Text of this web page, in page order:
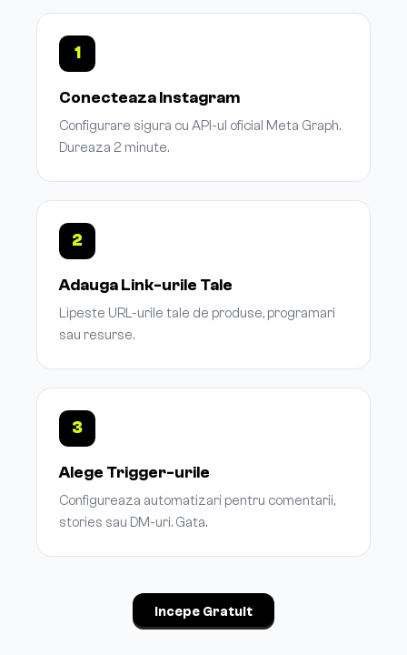
1
Conecteaza Instagram
Configurare sigura cu API-ul oficial Meta Graph.
Dureaza 2 minute.
2
Adauga Link-urile Tale
Lipeste URL-urile tale de produse, programari
sau resurse.
3
Alege Trigger-urile
Configureaza automatizari pentru comentarii,
stories sau DM-uri. Gata.
Incepe Gratuit